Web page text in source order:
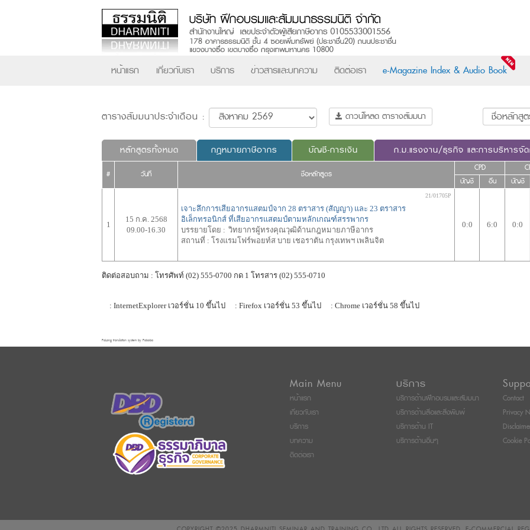
หน้าแรก เกี่ยวกับเรา บริการ ข่าวสารและบทความ ติดต่อเรา e-Magazine Index & Audio Book
ตารางสัมมนาประจำเดือน : ดาวน์โหลด ตารางสัมมนา
หลักสูตรทั้งหมด กฎหมายภาษีอากร บัญชี-การเงิน ก.ม.แรงงาน/ธุรกิจ และการบริหารจั
# วันที่ ชื่อหลักสูตร
CPD
บัญชี อื่น บัญชี
1
15 ก.ค. 2568
09.00-16.30
เจาะลึกการเสียอากรแสตมป์จาก 28 ตราสาร (สัญญา) และ 23 ตราสาร
อิเล็กทรอนิกส์ ที่เสียอากรแสตมป์ตามหลักเกณฑ์สรรพากร
บรรยายโดย : วิทยากรผู้ทรงคุณวุฒิด้านกฎหมายภาษีอากร
สถานที่ : โรงแรมโฟร์พอยท์ส บาย เชอราตัน กรุงเทพฯ เพลินจิต
21/01705P
0:0 6:0 0:0
ติดต่อสอบถาม : โทรศัพท์ (02) 555-0700 กด 1 โทรสาร (02) 555-0710
: InternetExplorer เวอร์ชั่น 10 ขึ้นไป : Firefox เวอร์ชั่น 53 ขึ้นไป : Chrome เวอร์ชั่น 58 ขึ้นไป
FaLang translation system by Faboba
Main Menu
หน้าแรก
เกี่ยวกับเรา
บริการ
บทความ
ติดต่อเรา
บริการ
บริการด้านฝึกอบรมและสัมมนา
บริการด้านสื่อและสิ่งพิมพ์
บริการด้าน IT
บริการด้านอื่นๆ
Contact
Privacy
Cookie